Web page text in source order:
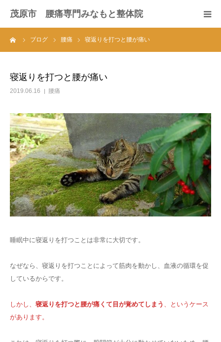
茂原市 腰痛専門みなもと整体院
ブログ 腰痛 寝返りを打つと腰が痛い
寝返りを打つと腰が痛い
2019.06.16 腰痛
睡眠中に寝返りを打つことは非常に大切です。
なぜなら、寝返りを打つことによって筋肉を動かし、血液の循環を促
しているからです。
しかし、 寝返りを打つと腰が痛くて目が覚めてしまう 、というケース
があります。
初めての方へ
プロフィール
よくある質問
ブログ
お問い合わせ